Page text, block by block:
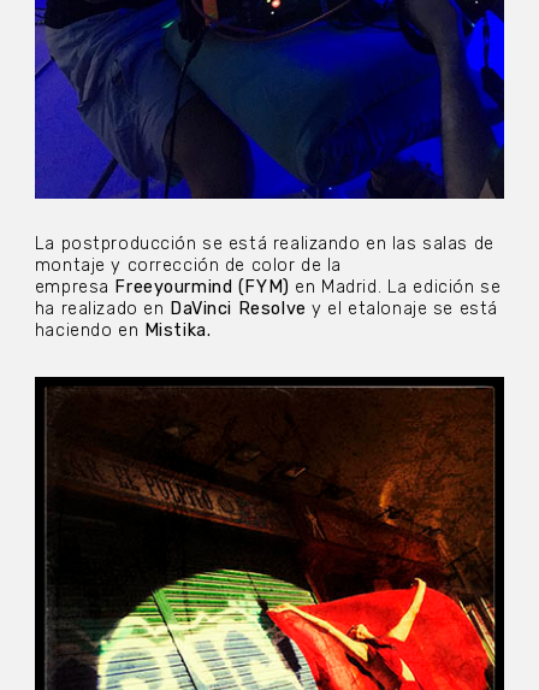
La postproducción se está realizando en las salas de
montaje y corrección de color de la
empresa Freeyourmind (FYM) en Madrid. La edición se
ha realizado en DaVinci Resolve y el etalonaje se está
haciendo en Mistika.